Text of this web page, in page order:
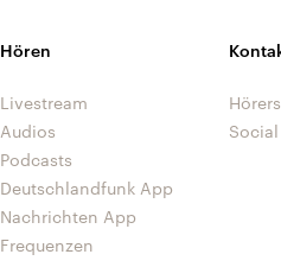
Hören
Livestream
Audios
Podcasts
Deutschlandfunk App
Nachrichten App
Frequenzen